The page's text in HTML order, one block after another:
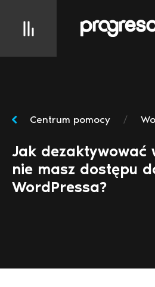
Centrum pomocy /
Jak dezaktywować
nie masz dostępu
WordPressa?